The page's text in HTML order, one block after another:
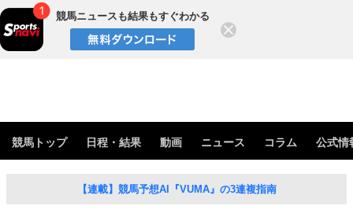
競馬ニュースも結果もすぐわかる
競馬トップ 日程・結果 動画 ニュース コラム 公式情
【連載】競馬予想AI『VUMA』の3連複指南